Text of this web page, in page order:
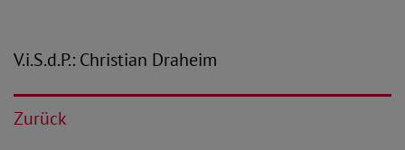
V.i.S.d.P.: Christian Draheim
Zurück